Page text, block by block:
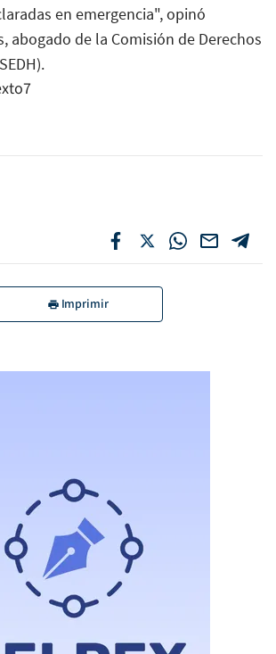
en emergencia", opinó
abogado de la Comisión de Derechos
Imprimir